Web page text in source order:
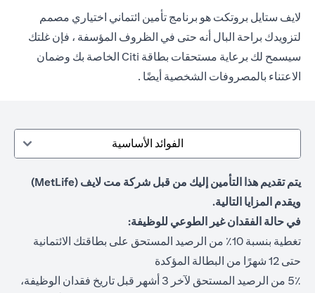
لايف ستايل بروتكت هو برنامج تأمين ائتماني اختياري مصمم
لتزويدك براحة البال أنه حتى في الظروف المؤسفة ، فإن غلتك
سيسمح لك برعاية مستحقات بطاقة Citi الخاصة بك وضمان
الاعتناء بالمصروفات الشخصية أيضًا .
الفوائد الأساسية
يتم تقديم هذا التأمين إليك من قبل شركة مت لايف (MetLife)
ويقدم المزايا التالية.
في حالة الفقدان غير الطوعي للوظيفة:
تغطية بنسبة 10٪ من الرصيد المستحق على بطاقتك الائتمانية
حتى 12 شهرًا من البطالة المؤكدة
5٪ من الرصيد المستحق لآخر 3 أشهر قبل تاريخ فقدان الوظيفة،